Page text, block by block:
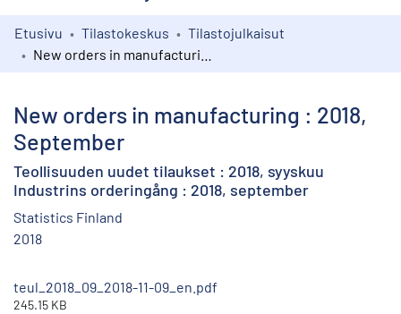
Kokoelmat
Etusivu Tilastokeskus
Tilastojulkaisut
New orders in manufacturing : 2018,
September
Teollisuuden uudet tilaukset : 2018, syyskuu
Industrins orderingång : 2018, september
Statistics Finland
2018
teul_2018_09_2018-11-09_en.pdf
245.15 KB